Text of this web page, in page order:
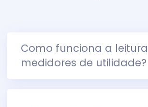
Como funciona a
medidores de utilidade?